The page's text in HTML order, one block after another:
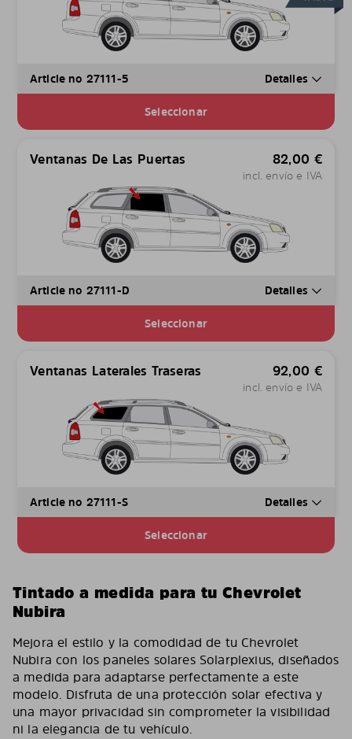
Article no 27111-5 Detalles
Seleccionar
Ventanas De Las Puertas 82,00 €
incl. envío e IVA
Article no 27111-D Detalles
Seleccionar
Ventanas Laterales Traseras 92,00 €
incl. envío e IVA
Article no 27111-S Detalles
Seleccionar
Tintado a medida para tu Chevrolet
Nubira
Mejora el estilo y la comodidad de tu Chevrolet
Nubira con los paneles solares Solarplexius, diseñados
a medida para adaptarse perfectamente a este
modelo. Disfruta de una protección solar efectiva y
una mayor privacidad sin comprometer la visibilidad
ni la elegancia de tu vehículo.